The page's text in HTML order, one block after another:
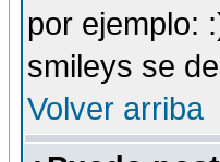
por ejemplo:
smileys se
Volver arriba